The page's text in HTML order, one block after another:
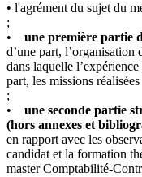
• l'agrément du sujet du
;
• une première partie
d’une part, l’organisation
dans laquelle
part, les missions
;
• une seconde partie
(hors annexes et
en rapport avec les
candidat et la formation
master Comptabilité-